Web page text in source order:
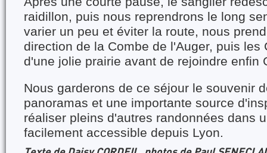
raidillon, puis nous reprendrons le long
varier un peu et éviter la route, nous
direction de la Combe de l'Auger, puis les
d'une jolie prairie avant de rejoindre enfin
Nous garderons de ce séjour le souvenir
panoramas et une importante source
réaliser pleins d'autres randonnées dans
facilement accessible depuis Lyon.